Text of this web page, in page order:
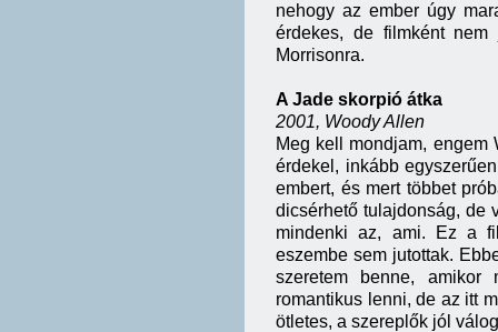
nehogy az ember úgy
érdekes, de filmként
Morrisonra.
A Jade skorpió átka
2001, Woody Allen
Meg kell mondjam, engem
érdekel, inkább
embert, és mert többet
dicsérhető tulajdonság, de
mindenki az, ami. Ez a
eszembe sem jutottak.
szeretem benne, amikor
romantikus lenni, de az itt
ötletes, a szereplők jól